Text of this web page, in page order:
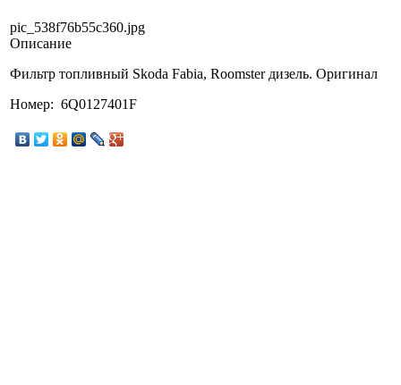
pic_538f76b55c360.jpg
Описание
Фильтр топливный Skoda Fabia, Roomster дизель. Оригинал
Номер: 6Q0127401F